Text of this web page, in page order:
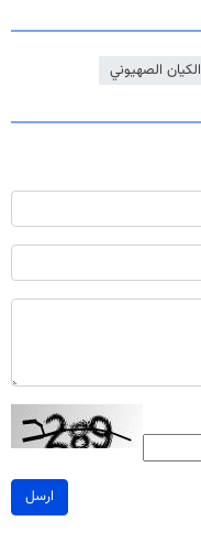
الكيان الصهيوني
ارسل